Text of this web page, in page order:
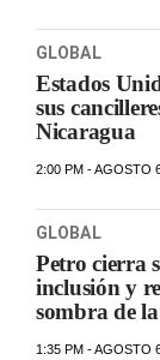
GLOBAL
Estados
sus
Nicaragua
2:00 PM - AGOSTO
GLOBAL
Petro cierra
inclusión y
sombra de
1:35 PM - AGOSTO